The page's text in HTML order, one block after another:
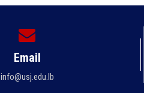
Email
info@usj.edu.lb